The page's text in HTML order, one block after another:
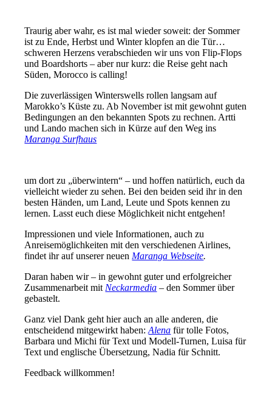
Traurig aber wahr, es ist mal wieder soweit: der Sommer
ist zu Ende, Herbst und Winter klopfen an die Tür…
schweren Herzens verabschieden wir uns von Flip-Flops
und Boardshorts – aber nur kurz: die Reise geht nach
Süden, Morocco is calling!
Die zuverlässigen Winterswells rollen langsam auf
Marokko’s Küste zu. Ab November ist mit gewohnt guten
Bedingungen an den bekannten Spots zu rechnen. Artti
und Lando machen sich in Kürze auf den Weg ins
Maranga Surfhaus
um dort zu „überwintern“ – und hoffen natürlich, euch da
vielleicht wieder zu sehen. Bei den beiden seid ihr in den
besten Händen, um Land, Leute und Spots kennen zu
lernen. Lasst euch diese Möglichkeit nicht entgehen!
Impressionen und viele Informationen, auch zu
Anreisemöglichkeiten mit den verschiedenen Airlines,
findet ihr auf unserer neuen Maranga Webseite.
Daran haben wir – in gewohnt guter und erfolgreicher
Zusammenarbeit mit Neckarmedia – den Sommer über
gebastelt.
Ganz viel Dank geht hier auch an alle anderen, die
entscheidend mitgewirkt haben:Alena für tolle Fotos,
Barbara und Michi für Text und Modell-Turnen, Luisa für
Text und englische Übersetzung, Nadia für Schnitt.
Feedback willkommen!